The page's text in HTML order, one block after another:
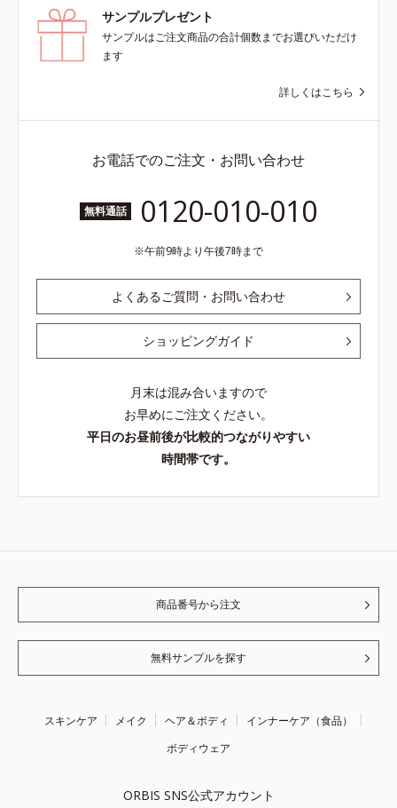
サンプルプレゼント
サンプルはご注文商品の合計個数までお選びいただけ
ます
詳しくはこちら
お電話でのご注文・お問い合わせ
無料通話 0120-010-010
午前9時より午後7時まで
よくあるご質問・お問い合わせ
ショッピングガイド
月末は混み合いますので
お早めにご注文ください。
平日のお昼前後が比較的つながりやすい
時間帯です。
商品番号から注文
無料サンプルを探す
スキンケア メイク ヘア＆ボディ
インナーケア（食品）
ボディウェア
ORBIS SNS公式アカウント